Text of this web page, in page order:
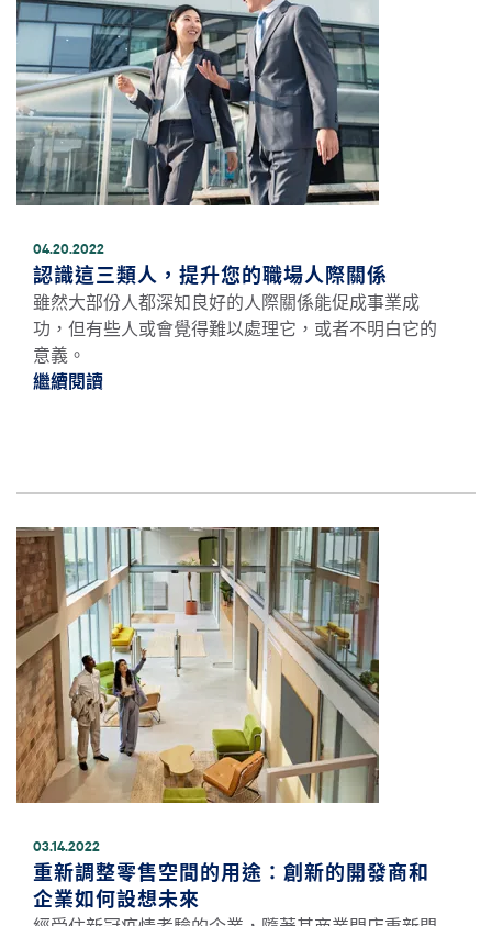
04.20.2022
認識這三類人，提升您的職場人際關係
雖然大部份人都深知良好的人際關係能促成事業成
功，但有些人或會覺得難以處理它，或者不明白它的
意義。
繼續閱讀繼續閱讀認識這三類人，提升您的職場人際
圖片
03.14.2022
重新調整零售空間的用途：創新的開發商和
企業如何設想未來